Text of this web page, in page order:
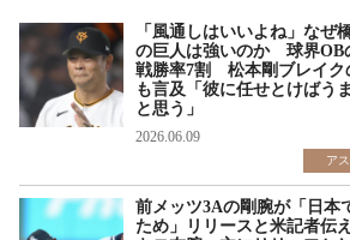
「風通しはいいよね」なぜ
の巨人は強いのか 球界
戦勝率7割 松本剛ブレイク
も言及「彼に任せとけばう
と思う」
2026.06.09
ア
前メッツ3Aの剛腕が「日本
ため」リリースと米記者伝